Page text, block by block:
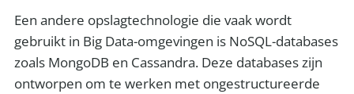
Een andere opslagtechnologie die vaak wordt
gebruikt in Big Data-omgevingen is NoSQL-databases
zoals MongoDB en Cassandra. Deze databases zijn
ontworpen om te werken met ongestructureerde